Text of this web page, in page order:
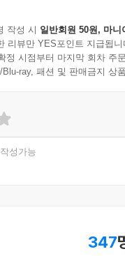
작성 시 일반회원 50원, 마니
리뷰만 YES포인트 지급됩니
정 시점부터 마지막 회차 주
Blu-ray, 패션 및 판매금지 상
성가능
347